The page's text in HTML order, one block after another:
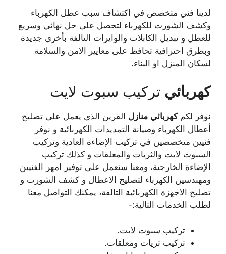
لدينا فني متخصص في اكتشاف سبب عطل الكهرباء
وكشف الشورت للكهرباء لتحصل على حل نهائي وسريع
للعطل و تبديل الكابلات والوايرات التالفة بأخرى جديدة
وبطرق احترافية تحافظ على معايير الامن والسلامة
لسكان المنزل او البناء.
كهربائي تركيب سبوت لايت
نوفر لكمكهربائي منازل القرين الذي يعمل على تصليح
أعطال الكهرباء وصيانة التمديدات الكهربائية و نوفر
فنيين متخصصين في تركيب الإضاءة العادية وتركيب
السبوت لايت والثريات والمعلقات و كذلك تركيب
الإضاءة الخارجية، ومعنا سنعمل على توفير امهر الفنيين
ومهندسين الكهرباء لتصليح الاعطال و كشف الشورت و
تصليح الاجهزة الكهربائية التالفة، يمكنك التواصل معنا
لطلب الخدمات التالية:-
تركيب سبوت لايت.
تركيب ثريات ومعلقات.